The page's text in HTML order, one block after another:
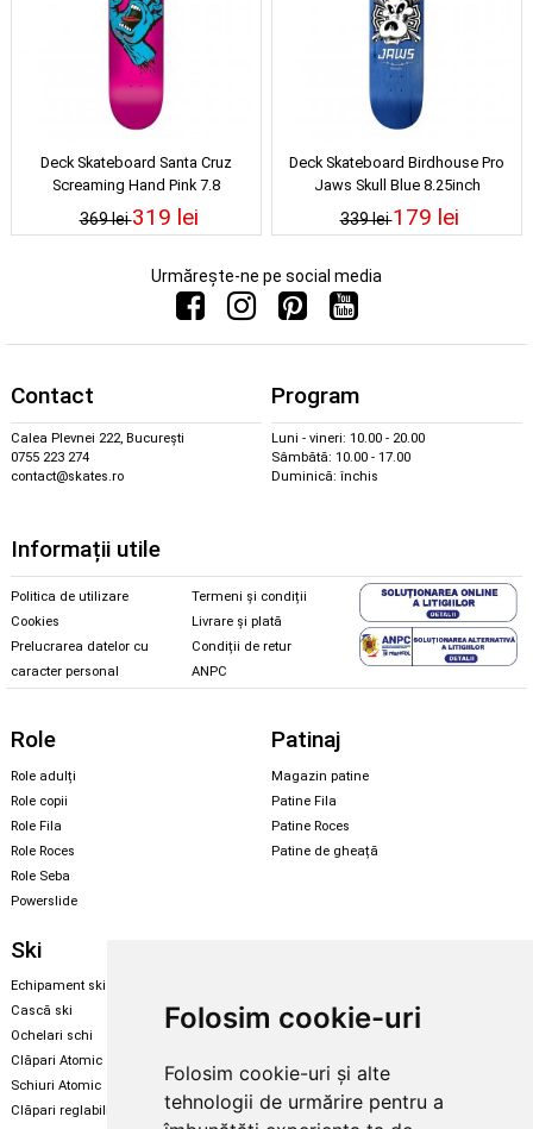
Folosim cookie-uri
Folosim cookie-uri și alte
tehnologii de urmărire pentru a
Deck Skateboard Santa Cruz
Screaming Hand Pink 7.8
369 lei319 lei
Deck Skateboard Birdhouse Pro
Jaws Skull Blue 8.25inch
339 lei179 lei
Urmărește-ne pe social media
Contact
Calea Plevnei 222, București
0755 223 274
contact@skates.ro
Program
Luni - vineri: 10.00 - 20.00
Sâmbătă: 10.00 - 17.00
Duminică: închis
Informații utile
Politica de utilizare
Cookies
Prelucrarea datelor cu
caracter personal
Termeni și condiții
Livrare și plată
Condiții de retur
ANPC
Role
Role adulți
Role copii
Role Fila
Role Roces
Role Seba
Powerslide
Patinaj
Magazin patine
Patine Fila
Patine Roces
Patine de gheață
Ski
Echipament ski
Cască ski
Ochelari schi
Clăpari Atomic
Schiuri Atomic
Clăpari reglabili
Echipament snowboard
Skate & longboard
Santa Cruz